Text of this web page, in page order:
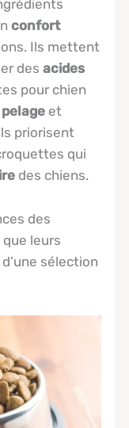
confort
Ils mettent
desacides
pour chien
et
priorisent
qui
des chiens.
des
leurs
sélection